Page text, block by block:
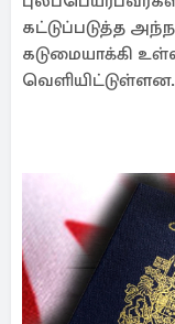
கட்டுப்படுத்த
கடுமையாக்கி
வெளியிட்டுள்ளன.